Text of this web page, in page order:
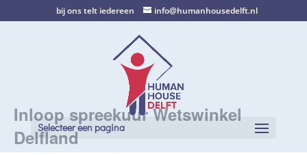
bij ons telt iedereen info@humanhousedelft.nl
Selecteer een pagina
Inloop spreekuur Wetswinkel
Delfland